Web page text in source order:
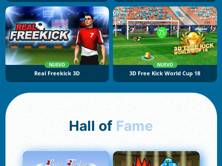
NUEVO
Real Freekick 3D
NUEVO
3D Free Kick World Cup 18
Hall of Fame